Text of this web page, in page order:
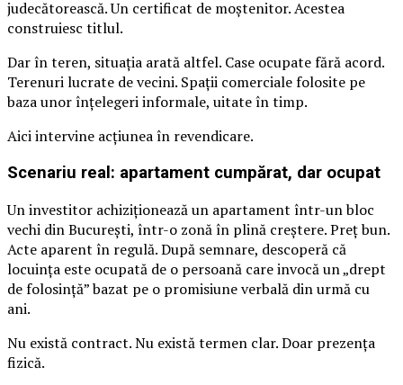
judecătorească. Un certificat de moștenitor. Acestea
construiesc titlul.
Dar în teren, situația arată altfel. Case ocupate fără acord.
Terenuri lucrate de vecini. Spații comerciale folosite pe
baza unor înțelegeri informale, uitate în timp.
Aici intervine acțiunea în revendicare.
Scenariu real: apartament cumpărat, dar ocupat
Un investitor achiziționează un apartament într-un bloc
vechi din București, într-o zonă în plină creștere. Preț bun.
Acte aparent în regulă. După semnare, descoperă că
locuința este ocupată de o persoană care invocă un „drept
de folosință” bazat pe o promisiune verbală din urmă cu
ani.
Nu există contract. Nu există termen clar. Doar prezența
fizică.